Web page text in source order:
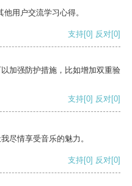
用户交流学习心得。
支持[0] 反对[0]
加强防护措施，比如增加双重验
支持[0] 反对[0]
尽情享受音乐的魅力。
支持[0] 反对[0]